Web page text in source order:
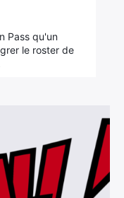
Pass qu'un
le roster de